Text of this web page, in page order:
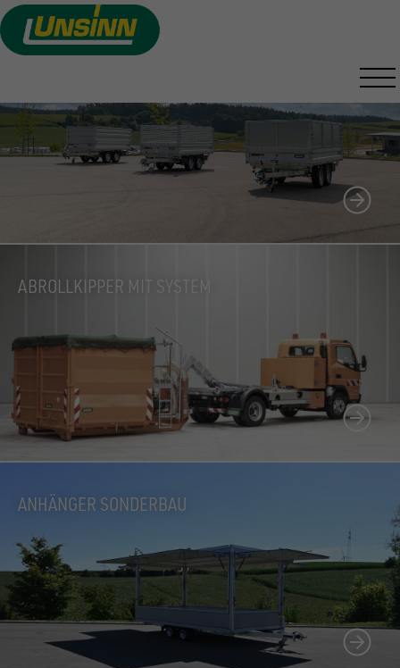
Direkt
zum
Inhalt
UNSINN KOMBILINE
ABROLLKIPPER MIT SYSTEM
ANHÄNGER SONDERBAU